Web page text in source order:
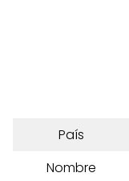
País
Nombre